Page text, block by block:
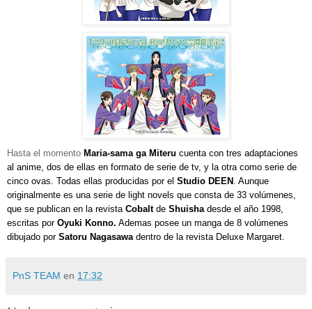
Hasta el momento Maria-sama ga Miteru cuenta con tres adaptaciones
al anime, dos de ellas en formato de serie de tv, y la otra como serie de
cinco ovas. Todas ellas producidas por el Studio DEEN . Aunque
originalmente es una serie de light novels que consta de 33 volúmenes,
que se publican en la revista Cobaltde Shuisha desde el año 1998,
escritas por Oyuki Konno. Ademas posee un manga de 8 volúmenes
dibujado por Satoru Nagasawa dentro de la revista Deluxe Margaret.
PnS TEAM en 17:32